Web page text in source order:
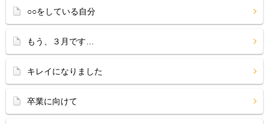
○○をしている自分
もう、３月です…
キレイになりました
卒業に向けて